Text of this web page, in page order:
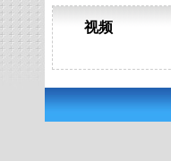
视频